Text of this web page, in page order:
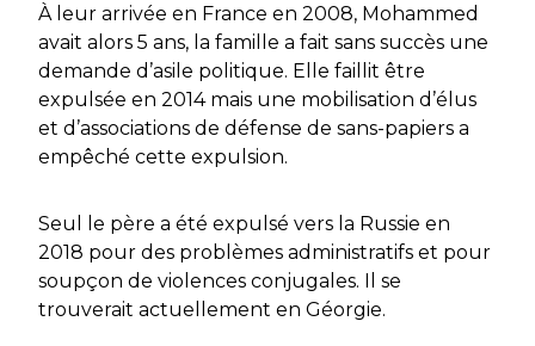
À leur arrivée en France en 2008, Mohammed
avait alors 5 ans, la famille a fait sans succès une
demande d’asile politique. Elle faillit être
expulsée en 2014 mais une mobilisation d’élus
et d’associations de défense de sans-papiers a
empêché cette expulsion.
Seul le père a été expulsé vers la Russie en
2018 pour des problèmes administratifs et pour
soupçon de violences conjugales. Il se
trouverait actuellement en Géorgie.